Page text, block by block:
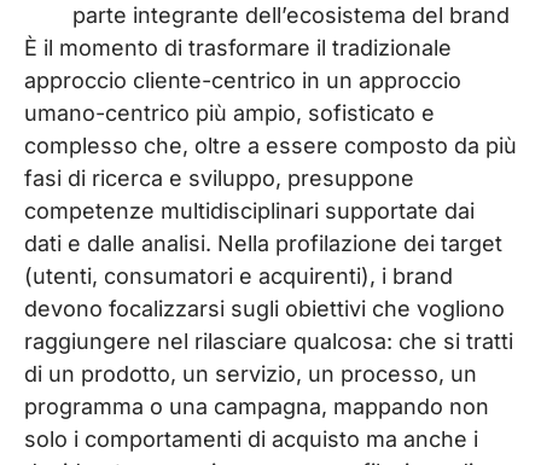
parte integrante dell’ecosistema del brand
È il momento di trasformare il tradizionale
approccio cliente-centrico in un approccio
umano-centrico più ampio, sofisticato e
complesso che, oltre a essere composto da più
fasi di ricerca e sviluppo, presuppone
competenze multidisciplinari supportate dai
dati e dalle analisi. Nella profilazione dei target
(utenti, consumatori e acquirenti), i brand
devono focalizzarsi sugli obiettivi che vogliono
raggiungere nel rilasciare qualcosa: che si tratti
di un prodotto, un servizio, un processo, un
programma o una campagna, mappando non
solo i comportamenti di acquisto ma anche i